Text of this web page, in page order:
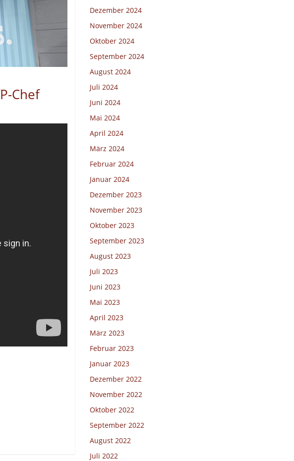
Chef
Dezember 2024
November 2024
Oktober 2024
September 2024
August 2024
Juli 2024
Juni 2024
Mai 2024
April 2024
März 2024
Februar 2024
Januar 2024
Dezember 2023
November 2023
Oktober 2023
September 2023
August 2023
Juli 2023
Juni 2023
Mai 2023
April 2023
März 2023
Februar 2023
Januar 2023
Dezember 2022
November 2022
Oktober 2022
September 2022
August 2022
Juli 2022